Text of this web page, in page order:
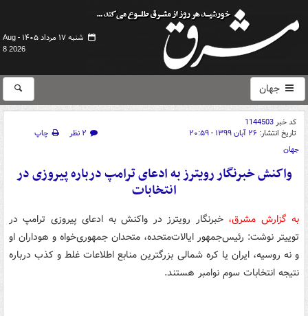
شنبه ۱۷ مرداد ۱۴۰۵ -
Aug
8 2026
جهان
کد خبر1144503
تاریخ انتشار: ۲۶ آبان ۱۳۹۹ - ۲۰:۵۹ ۲ نظر
چاپ
جهان
واکنش خبرنگار رویترز به ادعای ترامپ درباره پیروزی در
انتخابات
به گزارش مشرق،خبرنگار رویترز در واکنش به ادعای پیروزی ترامپ در
توییتر نوشت: رئیس‌جمهور ایالات‌متحده، متحدان جمهوری‌خواه و هوداران او
و نه روسیه، ایران یا کره شمالی بزرگترین منابع اطلاعات غلط و کذب درباره
نتیجه انتخابات سوم نوامبر هستند.